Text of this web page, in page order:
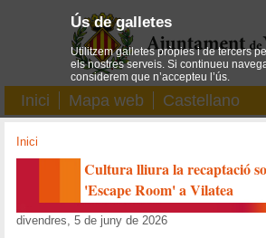
Inici Mapa web Castellano
Inici
Cultura lliura la recaptació
'Escape Room' a Vilatea
divendres, 5 de juny de 2026
Ús de galletes
Utilitzem galletes pròpies i de tercers
els nostres serveis. Si continueu
considerem que n’accepteu l’ús.